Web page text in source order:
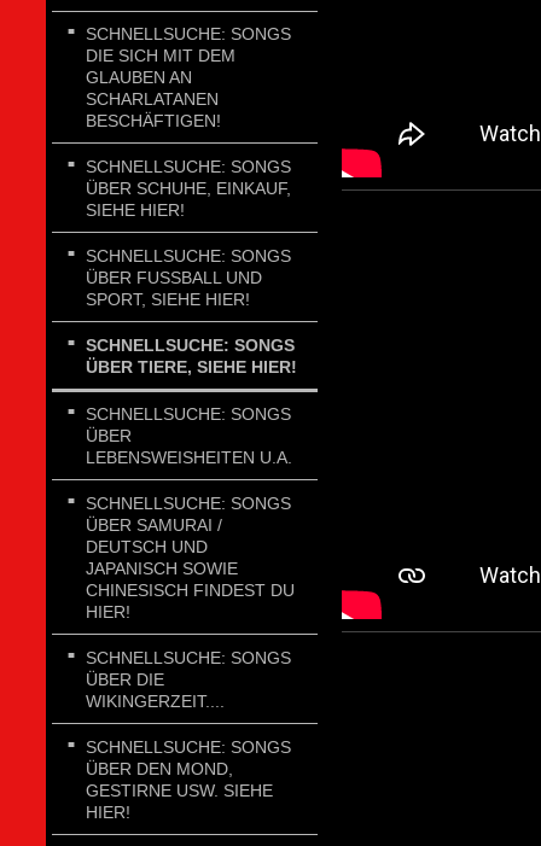
SCHNELLSUCHE: SONGS
DIE SICH MIT DEM
GLAUBEN AN
SCHARLATANEN
BESCHÄFTIGEN!
SCHNELLSUCHE: SONGS
ÜBER SCHUHE, EINKAUF,
SIEHE HIER!
SCHNELLSUCHE: SONGS
ÜBER FUSSBALL UND
SPORT, SIEHE HIER!
SCHNELLSUCHE: SONGS
ÜBER TIERE, SIEHE HIER!
SCHNELLSUCHE: SONGS
ÜBER
LEBENSWEISHEITEN U.A.
SCHNELLSUCHE: SONGS
ÜBER SAMURAI /
DEUTSCH UND
JAPANISCH SOWIE
CHINESISCH FINDEST DU
HIER!
SCHNELLSUCHE: SONGS
ÜBER DIE
WIKINGERZEIT....
SCHNELLSUCHE: SONGS
ÜBER DEN MOND,
GESTIRNE USW. SIEHE
HIER!